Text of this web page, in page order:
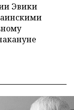
Эвики